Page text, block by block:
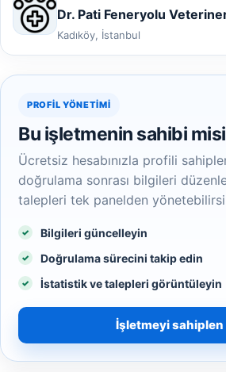
Dr. Pati Feneryolu
Kadıköy, İstanbul
PROFIL YÖNETIMI
Bu işletmenin sahibi
Ücretsiz hesabınızla profili
doğrulama sonrası bilgileri
talepleri tek panelden
Bilgileri güncelleyin
Doğrulama sürecini takip edin
İstatistik ve talepleri görüntüleyin
İşletmeyi sahiplen